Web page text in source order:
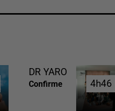
DR YARO
Confirme 4h46
4h46